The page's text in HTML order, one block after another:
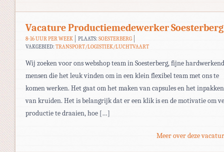
Vacature Productiemedewerker Soesterberg
8-16 UUR PER WEEK PLAATS: SOESTERBERG
VAKGEBIED: TRANSPORT/LOGISTIEK/LUCHTVAART
Wij zoeken voor ons webshop team in Soesterberg, fijne
mensen die het leuk vinden om in een klein flexibel team met ons te
komen werken. Het gaat om het maken van capsules en het inpakken
van kruiden. Het is belangrijk dat er een klik is en de motivatie om
productie te draaien, hoe […]
Meer over deze